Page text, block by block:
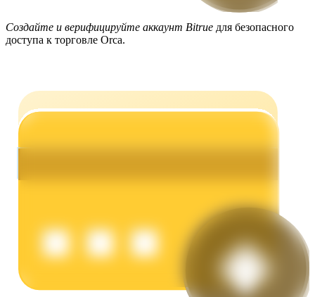
Силовая свинья
Получайте конкурентные награды ежедневно
Создайте и верифицируйте аккаунт Bitrue для безопасного
доступа к торговле Orca.